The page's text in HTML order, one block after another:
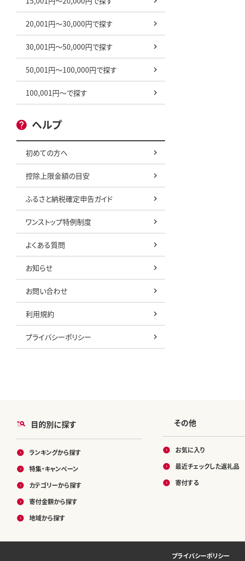
20,001円～30,000円で探す
30,001円～50,000円で探す
50,001円～100,000円で探す
100,001円～で探す
ヘルプ
初めての方へ
控除上限金額の目安
ふるさと納税確定申告ガイド
ワンストップ特例制度
よくある質問
お知らせ
お問い合わせ
利用規約
プライバシーポリシー
目的別に探す
ランキングから探す
特集・キャンペーン
カテゴリーから探す
寄付金額から探す
地域から探す
その他
お気に入り
最近チェックした返礼品
寄付する
プライバシーポリシー